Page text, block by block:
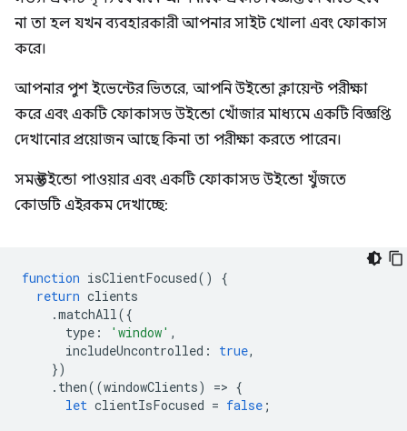
না তা হল যখন ব্যবহারকারী আপনার সাইট খোলা এবং ফোকাস
করে।
আপনার পুশ ইভেন্টের ভিতরে, আপনি উইন্ডো ক্লায়েন্ট পরীক্ষা
করে এবং একটি ফোকাসড উইন্ডো খোঁজার মাধ্যমে একটি বিজ্ঞপ্তি
দেখানোর প্রয়োজন আছে কিনা তা পরীক্ষা করতে পারেন।
সমস্ত উইন্ডো পাওয়ার এবং একটি ফোকাসড উইন্ডো খুঁজতে
কোডটি এইরকম দেখাচ্ছে:
function isClientFocused()
{
return clients
.matchAll({
type : 'window' ,
includeUncontrolled : true,
})
. then((windowClients) => {
let clientIsFocused = false ;